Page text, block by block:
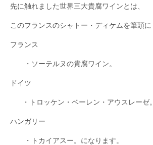
先に触れました世界三大貴腐ワインとは、
このフランスのシャトー・ディケムを筆頭に
フランス
・ソーテルヌの貴腐ワイン。
ドイツ
・トロッケン・ベーレン・アウスレーゼ。
ハンガリー
・トカイアスー。になります。